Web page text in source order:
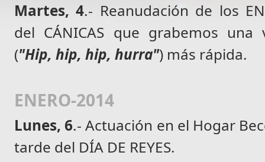
Martes, 4.- Reanudación de los
del CÁNICAS que grabemos una
("Hip, hip, hip, hurra") más rápida.
ENERO-2014
Lunes, 6.- Actuación en el Hogar
tarde del DÍA DE REYES.